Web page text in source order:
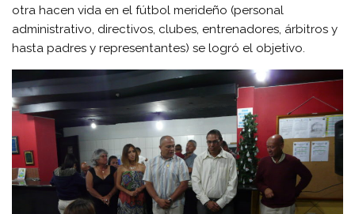
otra hacen vida en el fútbol merideño (personal
administrativo, directivos, clubes, entrenadores, árbitros y
hasta padres y representantes) se logró el objetivo.